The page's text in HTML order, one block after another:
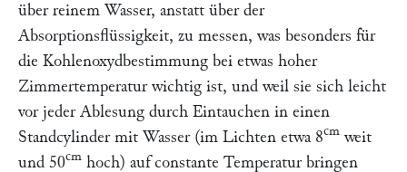
über reinem Wasser, anstatt über der
Absorptionsflüssigkeit, zu messen, was besonders für
die Kohlenoxydbestimmung bei etwas hoher
Zimmertemperatur wichtig ist, und weil sie sich leicht
vor jeder Ablesung durch Eintauchen in einen
Standcylinder mit Wasser (im Lichten etwa 8cm weit
und 50cm hoch) auf constante Temperatur bringen